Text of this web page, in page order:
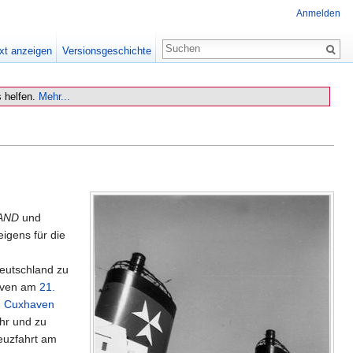
helfen. Mehr...
und
für die
zu
am 21.
Cuxhaven
und zu
am
Anmelden
anzeigen Versionsgeschichte